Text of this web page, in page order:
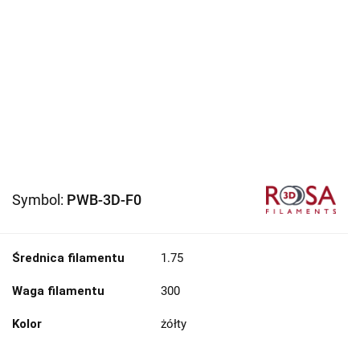
Symbol: PWB-3D-F0
Średnica filamentu 1.75
Waga filamentu 300
Kolor żółty